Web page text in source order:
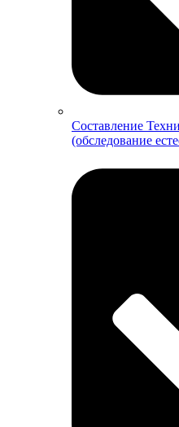
Составление
(обследование